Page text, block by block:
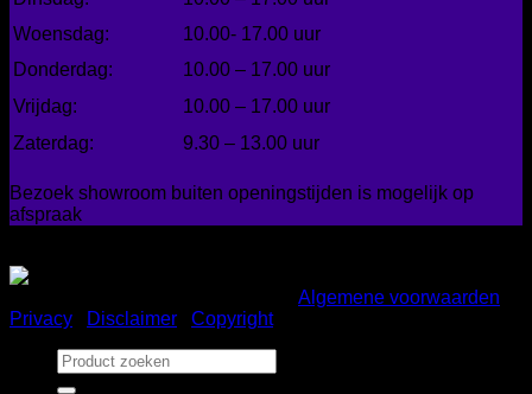
Woensdag:
10.00- 17.00 uur
Donderdag:
10.00 – 17.00 uur
Vrijdag:
10.00 – 17.00 uur
Zaterdag:
9.30 – 13.00 uur
Bezoek showroom buiten openingstijden is mogelijk op
afspraak
Algemene voorwaarden
Privacy
Disclaimer
Copyright
Zoeken
naar: